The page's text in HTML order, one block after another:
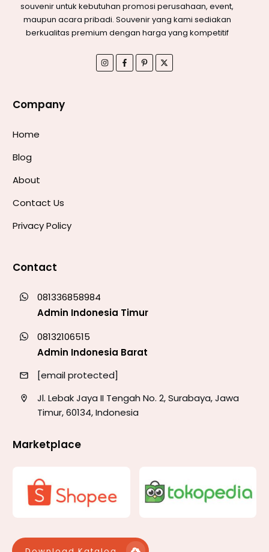
souvenir untuk kebutuhan promosi perusahaan, event,
maupun acara pribadi. Souvenir yang kami sediakan
berkualitas premium dengan harga yang kompetitif
Company
Home
Blog
About
Contact Us
Privacy Policy
Contact
081336858984
Admin Indonesia Timur
08132106515
Admin Indonesia Barat
[email protected]
Jl. Lebak Jaya II Tengah No. 2, Surabaya, Jawa
Timur, 60134, Indonesia
Marketplace